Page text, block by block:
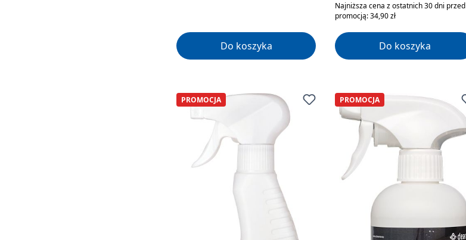
Do koszyka
Najniższa cena z ostatnich 30 dni przed
promocją: 34,90 zł
Do koszyka
PROMOCJA PROMOCJA